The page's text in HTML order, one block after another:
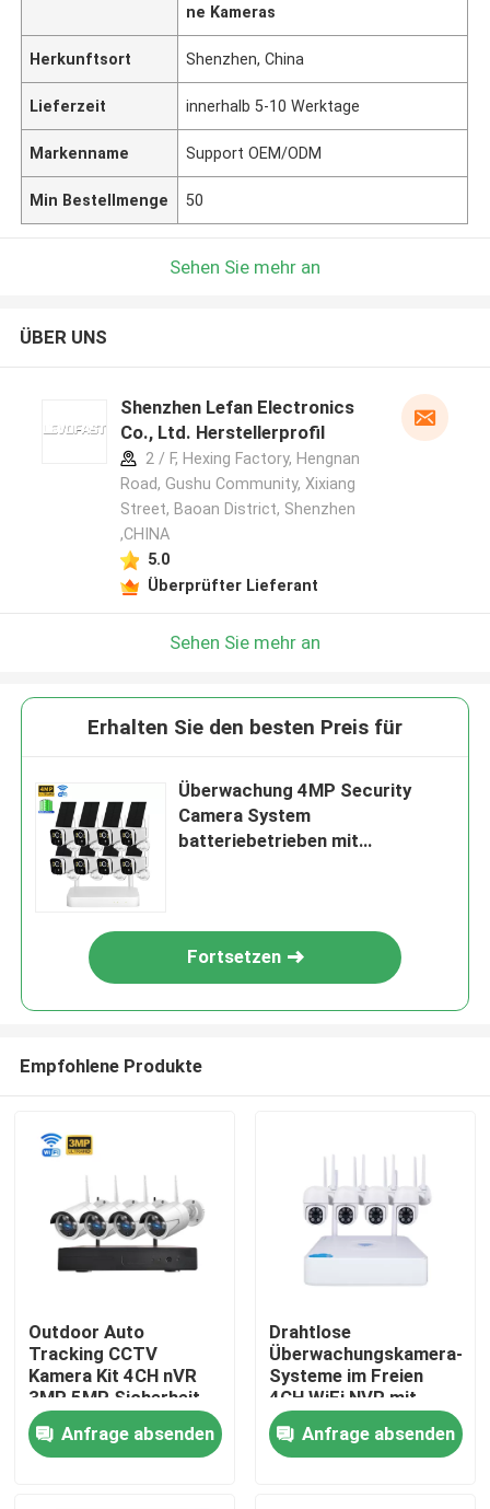
Zu Hause
Produkte
ne Kameras
Herkunftsort Shenzhen, China
Lieferzeit innerhalb 5-10 Werktage
Markenname Support OEM/ODM
Min Bestellmenge 50
Sehen Sie mehr an
ÜBER UNS
Shenzhen Lefan Electronics
Co., Ltd. Herstellerprofil
2 / F, Hexing Factory, Hengnan
Road, Gushu Community, Xixiang
Street, Baoan District, Shenzhen
,CHINA
5.0
Überprüfter Lieferant
Sehen Sie mehr an
Erhalten Sie den besten Preis für
Überwachung 4MP Security
Camera System
batteriebetrieben mit
Fortsetzen
Empfohlene Produkte
Outdoor Auto
Tracking CCTV
Kamera Kit 4CH nVR
3MP 5MP Sicherheit
WLAN Überwachung
IP-Kamera
Anfrage absenden
Drahtlose
Überwachungskamera-
Systeme im Freien
4CH WiFi NVR mit
Audio-Soem
Anfrage absenden